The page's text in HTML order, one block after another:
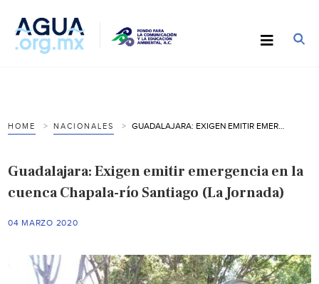
HOME NACIONALES
Guadalajara: Exigen emitir emergencia en la
cuenca Chapala-río Santiago (La Jornada)
04 MARZO 2020